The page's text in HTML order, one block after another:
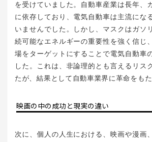
を受けていました。自動車産業は長年、
に依存しており、電気自動車は主流にな
いませんでした。しかし、マスクはガソ
続可能なエネルギーの重要性を強く信じ
場をターゲットにすることで電気自動車
した。これは、非論理的とも言えるリス
たが、結果として自動車業界に革命をもた
映画の中の成功と現実の違い
次に、個人の人生における、映画や漫画